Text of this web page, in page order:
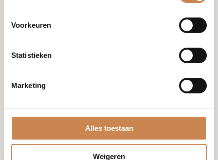
Voorkeuren
Statistieken
Marketing
Alles toestaan
Weigeren
Franck
Global
Miriam
Quevedo
Blog